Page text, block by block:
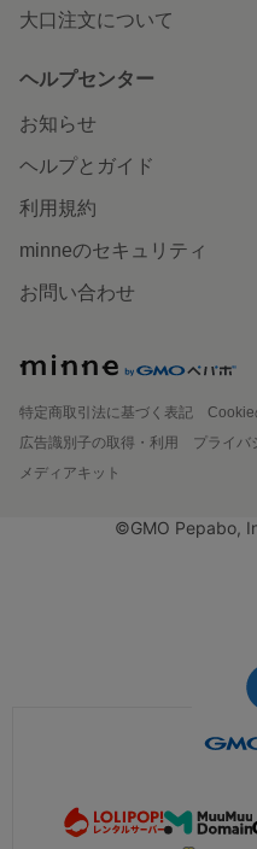
大口注文について
ヘルプセンター
お知らせ
ヘルプとガイド
利用規約
minneのセキュリティ
お問い合わせ
特定商取引法に基づく表記
Cookie
広告識別子の取得・利用
プライバ
メディアキット
©GMO Pepabo,